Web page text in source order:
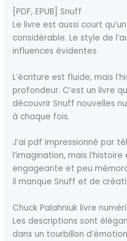
[PDF, EPUB] Snuff
Le livre est aussi court
considérable. Le style de
influences évidentes.
L’écriture est fluide, mais
profondeur. C’est un livre
découvrir Snuff nouvelles
à chaque fois.
J’ai pdf impressionné par
l’imagination, mais
engageante et peu
il manque Snuff et de
Chuck Palahniuk livre
Les descriptions sont
dans un tourbillon